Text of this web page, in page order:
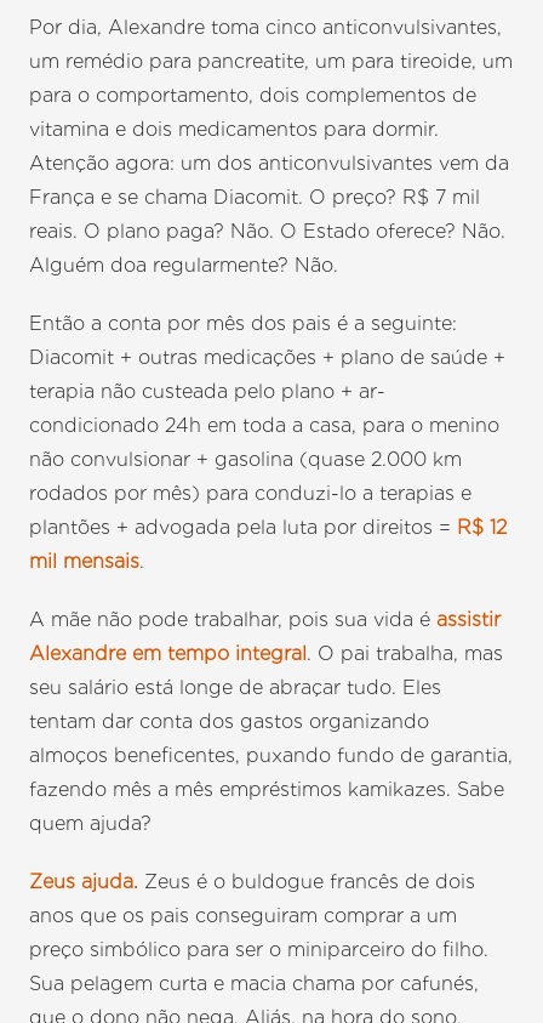
Por dia, Alexandre toma cinco anticonvulsivantes,
um remédio para pancreatite, um para tireoide, um
para o comportamento, dois complementos de
vitamina e dois medicamentos para dormir.
Atenção agora: um dos anticonvulsivantes vem da
França e se chama Diacomit. O preço? R$ 7 mil
reais. O plano paga? Não. O Estado oferece? Não.
Alguém doa regularmente? Não.
Então a conta por mês dos pais é a seguinte:
Diacomit + outras medicações + plano de saúde +
terapia não custeada pelo plano + ar-
condicionado 24h em toda a casa, para o menino
não convulsionar + gasolina (quase 2.000 km
rodados por mês) para conduzi-lo a terapias e
plantões + advogada pela luta por direitos = R$ 12
mil mensais.
A mãe não pode trabalhar, pois sua vida éassistir
Alexandre em tempo integral. O pai trabalha, mas
seu salário está longe de abraçar tudo. Eles
tentam dar conta dos gastos organizando
almoços beneficentes, puxando fundo de garantia,
fazendo mês a mês empréstimos kamikazes. Sabe
quem ajuda?
Zeus ajuda. Zeus é o buldogue francês de dois
anos que os pais conseguiram comprar a um
preço simbólico para ser o miniparceiro do filho.
Sua pelagem curta e macia chama por cafunés,
que o dono não nega. Aliás, na hora do sono,